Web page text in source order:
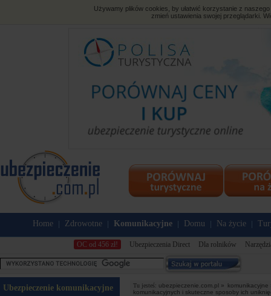
Używamy plików cookies, by ułatwić korzystanie z
zmień ustawienia swojej przeglądarki.
Home Zdrowotne Komunikacyjne Domu Na życie
OC od 456 zł! Ubezpieczenia Direct Dla rolników
Ubezpieczenie komunikacyjne Tu jesteś: ubezpieczenie.com.pl »
komunikacyjne
komunikacyjnych i skuteczne sposoby ich